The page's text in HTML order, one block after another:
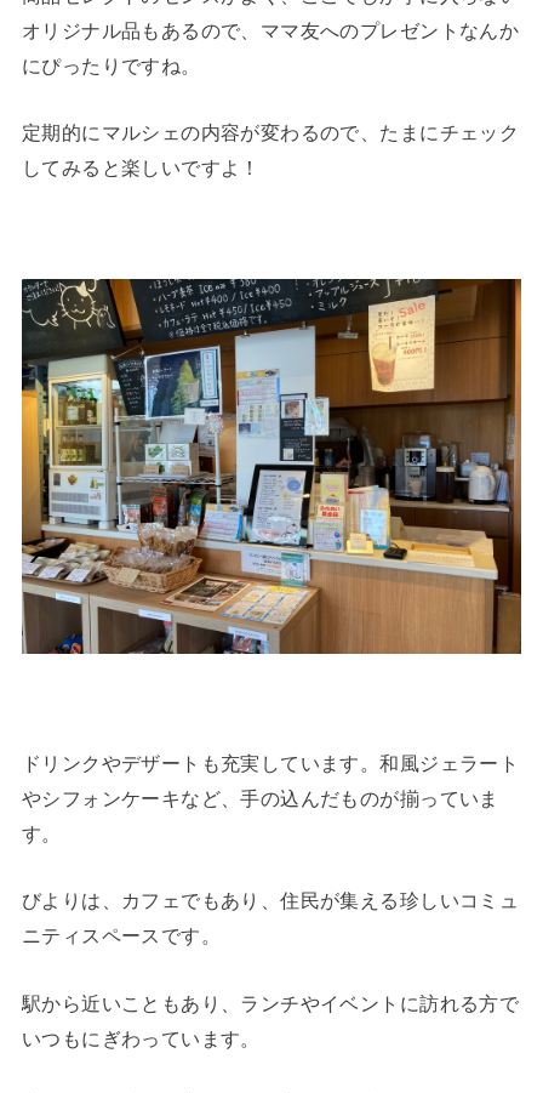
オリジナル品もあるので、ママ友へのプレゼントなんか
にぴったりですね。
定期的にマルシェの内容が変わるので、たまにチェック
してみると楽しいですよ！
ドリンクやデザートも充実しています。和風ジェラート
やシフォンケーキなど、手の込んだものが揃っていま
す。
びよりは、カフェでもあり、住民が集える珍しいコミュ
ニティスペースです。
駅から近いこともあり、ランチやイベントに訪れる方で
いつもにぎわっています。